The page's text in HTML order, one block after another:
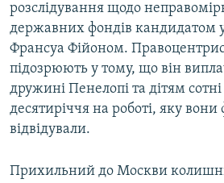
розслідування щодо
державних фондів кандидатом
Франсуа Фійоном.
підозрюють у тому, що він
дружині Пенелопі та дітям
десятиріччя на роботі, яку
відвідували.
Прихильний до Москви